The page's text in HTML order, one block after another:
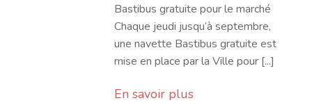
Bastibus gratuite pour le marché
Chaque jeudi jusqu’à septembre,
une navette Bastibus gratuite est
mise en place par la Ville pour [...]
En savoir plus